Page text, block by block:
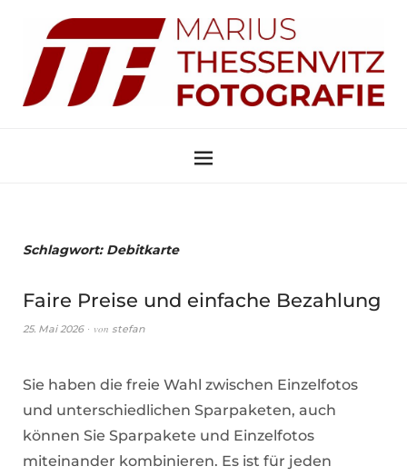
Schlagwort: Debitkarte
Faire Preise und einfache Bezahlung
25. Mai 2026 von stefan
Sie haben die freie Wahl zwischen Einzelfotos
und unterschiedlichen Sparpaketen, auch
können Sie Sparpakete und Einzelfotos
miteinander kombinieren. Es ist für jeden